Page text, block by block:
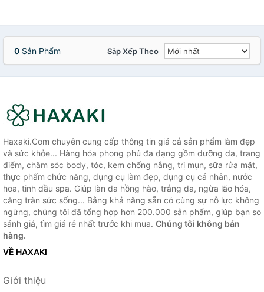
0 Sản Phẩm Sắp Xếp Theo
Haxaki.Com chuyên cung cấp thông tin giá cả sản phẩm làm đẹp
và sức khỏe... Hàng hóa phong phú đa dạng gồm dưỡng da, trang
điểm, chăm sóc body, tóc, kem chống nắng, trị mụn, sữa rửa mặt,
thực phẩm chức năng, dụng cụ làm đẹp, dụng cụ cá nhân, nước
hoa, tinh dầu spa. Giúp làn da hồng hào, trắng da, ngừa lão hóa,
căng tràn sức sống... Bằng khả năng sẵn có cùng sự nỗ lực không
ngừng, chúng tôi đã tổng hợp hơn 200.000 sản phẩm, giúp bạn so
sánh giá, tìm giá rẻ nhất trước khi mua. Chúng tôi không bán
hàng.
VỀ HAXAKI
Giới thiệu